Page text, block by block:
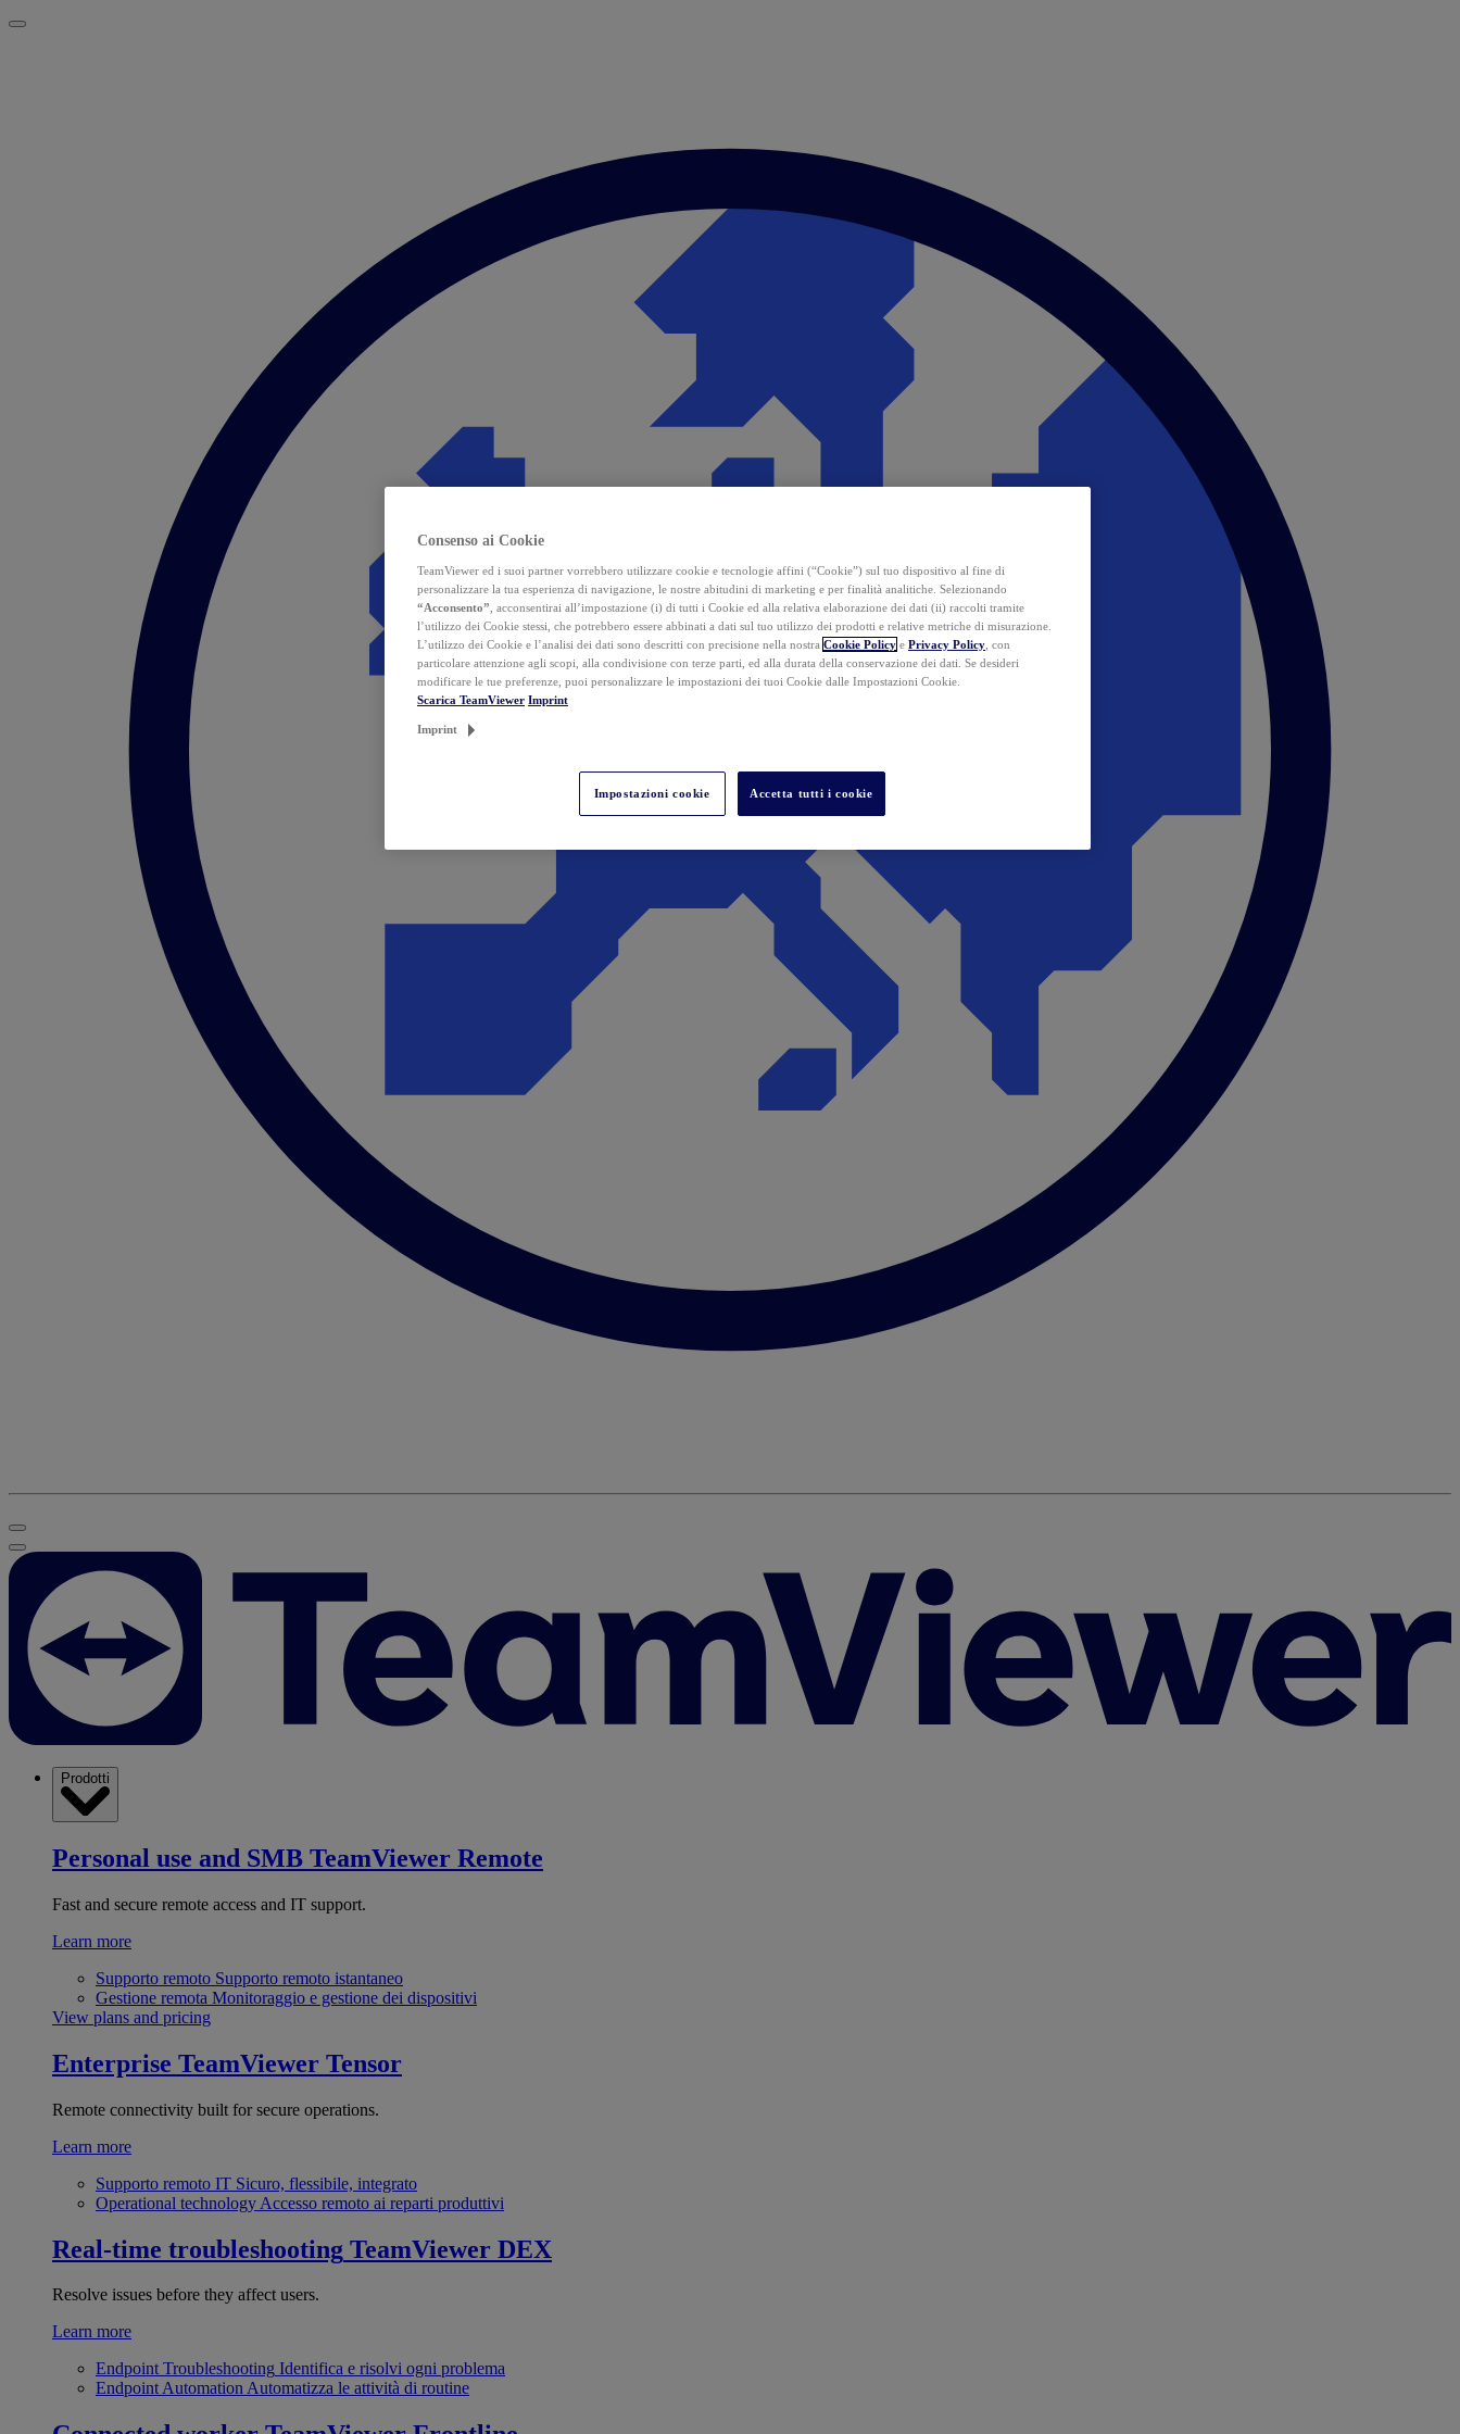
Prodotti
Personal use and SMB TeamViewer Remote
Fast and secure remote access and IT support.
Learn more
Supporto remoto Supporto remoto istantaneo
Gestione remota Monitoraggio e gestione dei dispositivi
View plans and pricing
Enterprise TeamViewer Tensor
Remote connectivity built for secure operations.
Learn more
Supporto remoto IT Sicuro, flessibile, integrato
Operational technology Accesso remoto ai reparti produttivi
Real-time troubleshooting TeamViewer DEX
Resolve issues before they affect users.
Learn more
Endpoint Troubleshooting Identifica e risolvi ogni problema
Endpoint AutomationAutomatizza le attività di routine
Consenso ai Cookie
TeamViewer ed i suoi partner vorrebbero utilizzare cookie e tecnologie affini (“Cookie”) sul tuo dispositivo al fine di
personalizzare la tua esperienza di navigazione, le nostre abitudini di marketing e per finalità analitiche. Selezionando
“Acconsento” , acconsentirai all’impostazione (i) di tutti i Cookie ed alla relativa elaborazione dei dati (ii) raccolti tramite
l’utilizzo dei Cookie stessi, che potrebbero essere abbinati a dati sul tuo utilizzo dei prodotti e relative metriche di misurazione.
L’utilizzo dei Cookie e l’analisi dei dati sono descritti con precisione nella nostra Cookie Policy e Privacy Policy , con
particolare attenzione agli scopi, alla condivisione con terze parti, ed alla durata della conservazione dei dati. Se desideri
modificare le tue preferenze, puoi personalizzare le impostazioni dei tuoi Cookie dalle Impostazioni Cookie.
Scarica TeamViewer Imprint
Imprint
Impostazioni cookie Accetta tutti i cookie